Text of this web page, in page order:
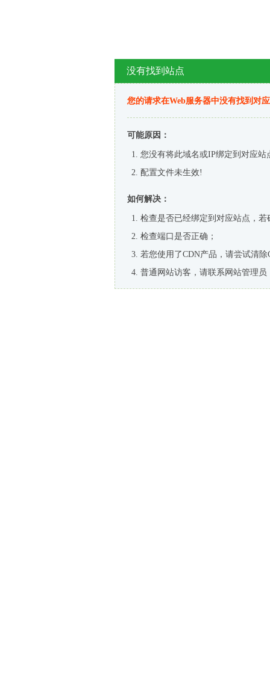
没有找到站点
您的请求在Web服务器中没有找到对
可能原因：
您没有将此域名或IP绑定到对应站
配置文件未生效!
如何解决：
检查是否已经绑定到对应站点，
检查端口是否正确；
若您使用了CDN产品，请尝试清除
普通网站访客，请联系网站管理员